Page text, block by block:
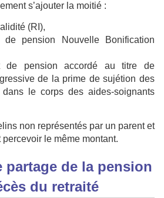
s’ajouter la moitié :
(RI),
de pension Nouvelle Bonification
de pension accordé au titre de
de la prime de sujétion des
le corps des aides-soignants
non représentés par un parent et
le même montant.
partage de la pension
du retraité